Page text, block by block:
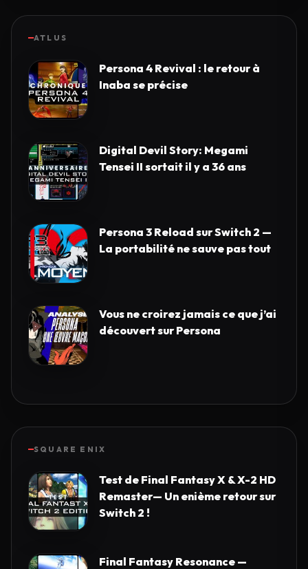
ATLUS
Persona 4 Revival : le retour à
Inaba se précise
Digital Devil Story: Megami
Tensei II sortait il y a 36 ans
Persona 3 Reload sur Switch 2 —
La portabilité ne sauve pas tout
Vous ne croirez jamais ce que j’ai
découvert sur Persona
SQUARE ENIX
Test de Final Fantasy X & X-2 HD
Remaster— Un enième retour sur
Switch 2 !
Final Fantasy Resonance —